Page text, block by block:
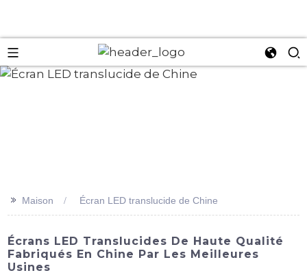
>> Maison Écran LED translucide de Chine
Écrans LED Translucides De Haute Qualité
Fabriqués En Chine Par Les Meilleures
Usines